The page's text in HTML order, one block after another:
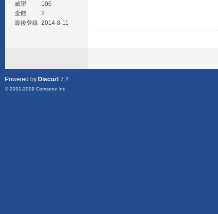
威望
106
金錢
2
最後登錄 2014-8-11
Powered by Discuz! 7.2
© 2001-2009 Comsenz Inc.